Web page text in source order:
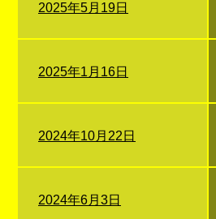
2025年5月19日
2025年1月16日
2024年10月22日
2024年6月3日